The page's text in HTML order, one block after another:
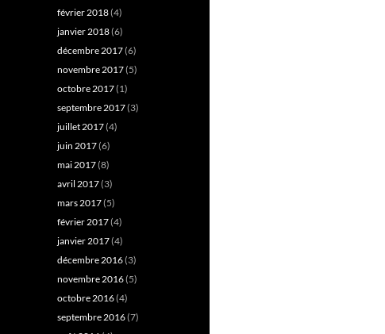
février 2018(4)
janvier 2018(6)
décembre 2017(6)
novembre 2017(5)
octobre 2017(1)
septembre 2017(3)
juillet 2017(4)
juin 2017(6)
mai 2017(8)
avril 2017(3)
mars 2017(5)
février 2017(4)
janvier 2017(4)
décembre 2016(3)
novembre 2016(5)
octobre 2016(4)
septembre 2016(7)